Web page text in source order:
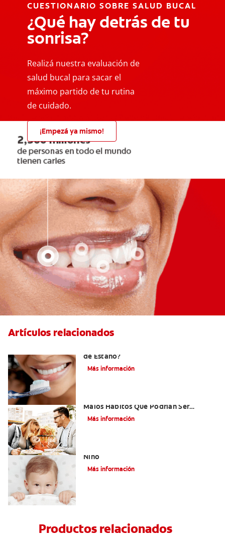
CUESTIONARIO SOBRE SALUD BUCAL
¿Qué hay detrás de tu
sonrisa?
Realizá nuestra evaluación de
salud bucal para sacar el
máximo partido de tu rutina
de cuidado.
¡Empezá ya mismo!
Artículos relacionados
de Estaño?
Más información
Malos Hábitos Que Podrían Ser
Dañinos
Más información
Niño
Más información
Productos relacionados